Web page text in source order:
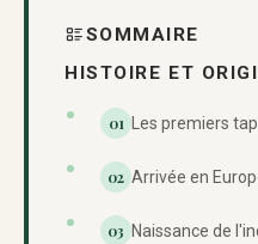
SOMMAIRE
HISTOIRE ET
01 Les premiers
02 Arrivée en
03 Naissance de